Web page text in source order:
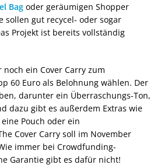
Bag oder geräumigen Shopper
sollen gut recycel- oder sogar
Projekt ist bereits vollständig
ein Cover Carry zum
60 Euro als Belohnung wählen. Der
darunter ein Überraschungs-Ton,
dazu gibt es außerdem Extras wie
Pouch oder ein
Cover Carry soll im November
immer bei Crowdfunding-
Garantie gibt es dafür nicht!